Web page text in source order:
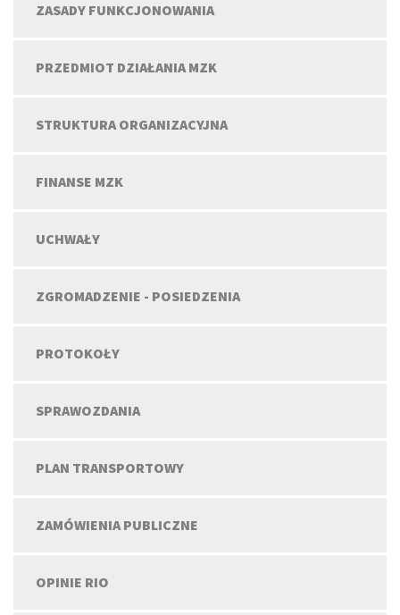
ZASADY FUNKCJONOWANIA
PRZEDMIOT DZIAŁANIA MZK
STRUKTURA ORGANIZACYJNA
FINANSE MZK
UCHWAŁY
ZGROMADZENIE - POSIEDZENIA
PROTOKOŁY
SPRAWOZDANIA
PLAN TRANSPORTOWY
ZAMÓWIENIA PUBLICZNE
OPINIE RIO